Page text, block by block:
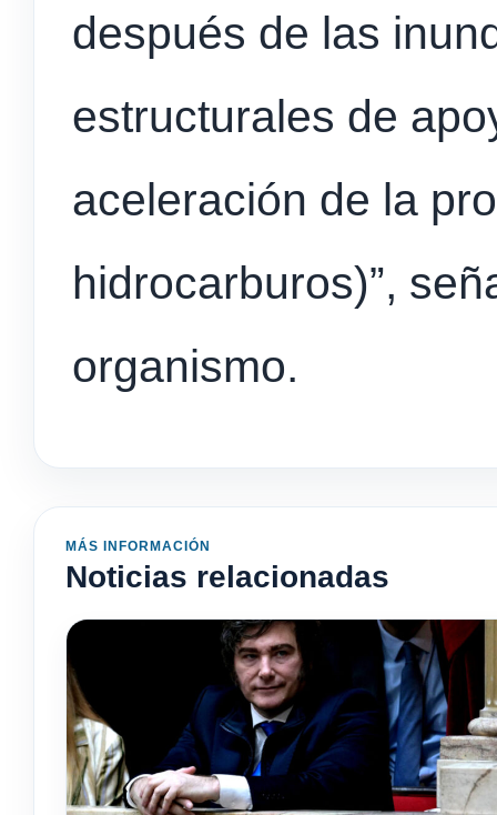
después de las
estructurales de
aceleración de la
hidrocarburos)”,
organismo.
MÁS INFORMACIÓN
Noticias relacionadas